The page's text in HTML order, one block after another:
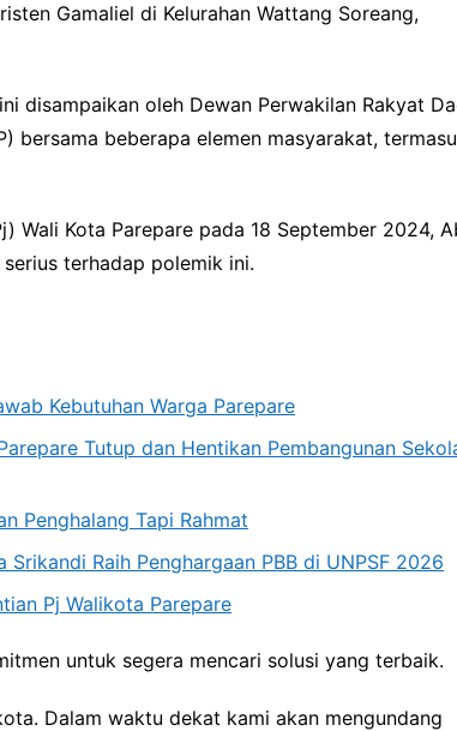
Gamaliel di Kelurahan Wattang Soreang,
disampaikan oleh Dewan Perwakilan Rakyat
bersama beberapa elemen masyarakat,
Wali Kota Parepare pada 18 September 2024,
terhadap polemik ini.
Kebutuhan Warga Parepare
Tutup dan Hentikan Pembangunan
Penghalang Tapi Rahmat
Raih Penghargaan PBB di UNPSF 2026
Pj Walikota Parepare
untuk segera mencari solusi yang terbaik.
Dalam waktu dekat kami akan mengundang